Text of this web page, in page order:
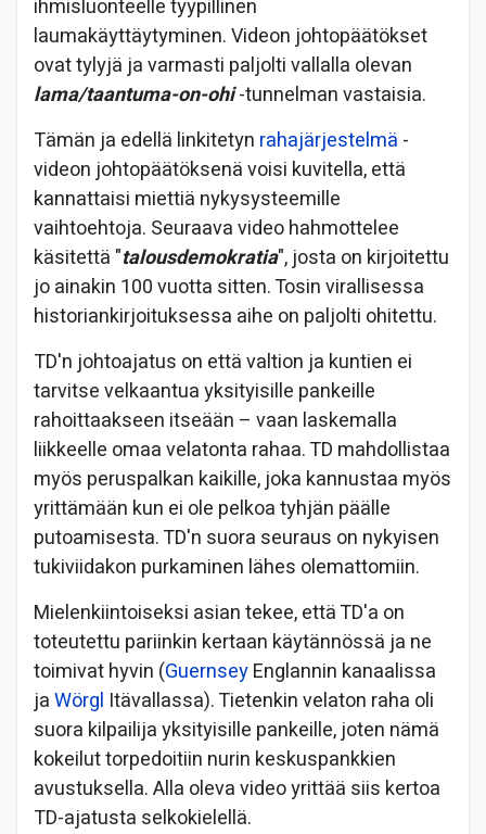
ihmisluonteelle tyypillinen
laumakäyttäytyminen. Videon johtopäätökset
ovat tylyjä ja varmasti paljolti vallalla olevan
lama/taantuma-on-ohi-tunnelman vastaisia.
Tämän ja edellä linkitetyn rahajärjestelmä -
videon johtopäätöksenä voisi kuvitella, että
kannattaisi miettiä nykysysteemille
vaihtoehtoja. Seuraava video hahmottelee
käsitettä "talousdemokratia", josta on kirjoitettu
jo ainakin 100 vuotta sitten. Tosin virallisessa
historiankirjoituksessa aihe on paljolti ohitettu.
TD'n johtoajatus on että valtion ja kuntien ei
tarvitse velkaantua yksityisille pankeille
rahoittaakseen itseään – vaan laskemalla
liikkeelle omaa velatonta rahaa. TD mahdollistaa
myös peruspalkan kaikille, joka kannustaa myös
yrittämään kun ei ole pelkoa tyhjän päälle
putoamisesta. TD'n suora seuraus on nykyisen
tukiviidakon purkaminen lähes olemattomiin.
Mielenkiintoiseksi asian tekee, että TD'a on
toteutettu pariinkin kertaan käytännössä ja ne
toimivat hyvin (GuernseyEnglannin kanaalissa
jaWörgl Itävallassa). Tietenkin velaton raha oli
suora kilpailija yksityisille pankeille, joten nämä
kokeilut torpedoitiin nurin keskuspankkien
avustuksella. Alla oleva video yrittää siis kertoa
TD-ajatusta selkokielellä.